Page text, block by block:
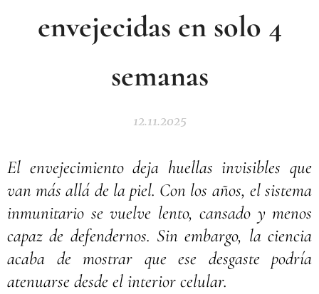
envejecidas en solo 4
semanas
12.11.2025
El envejecimiento deja huellas invisibles que
van más allá de la piel. Con los años, el sistema
inmunitario se vuelve lento, cansado y menos
capaz de defendernos. Sin embargo, la ciencia
acaba de mostrar que ese desgaste podría
atenuarse desde el interior celular.